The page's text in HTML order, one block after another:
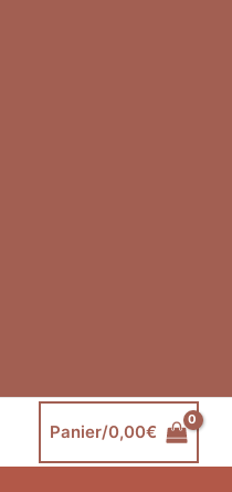
Panier/0,00€